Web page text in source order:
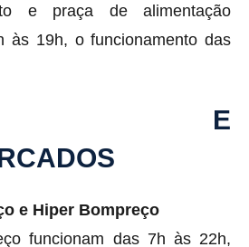
e praça de alimentação
às 19h, o funcionamento das
E
e Hiper Bompreço
funcionam das 7h às 22h,